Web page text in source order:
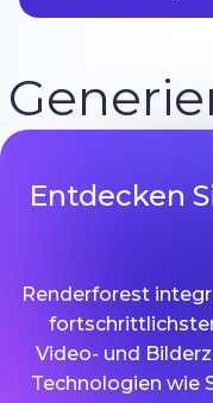
Entdecken
Renderforest
Video- und
Technologien wie